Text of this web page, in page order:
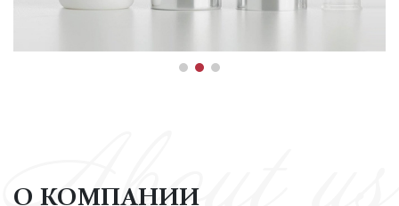
О КОМПАНИИ